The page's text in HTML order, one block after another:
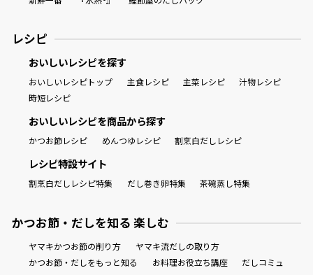
レシピ
おいしいレシピを探す
おいしいレシピトップ 主食レシピ 主菜レシピ
汁物レシピ
時短レシピ
おいしいレシピを商品から探す
かつお節レシピ めんつゆレシピ 割烹白だしレシピ
レシピ特設サイト
割烹白だしレシピ特集 だし巻き卵特集 茶碗蒸し特集
かつお節・だしを知る 楽しむ
ヤマキかつお節の削り方
ヤマキ流だしの取り方
かつお節・だしをもっと知る
お料理お役立ち講座 だしコミュ